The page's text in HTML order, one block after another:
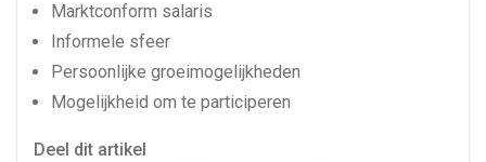
Marktconform salaris
Informele sfeer
Persoonlijke groeimogelijkheden
Mogelijkheid om te participeren
Deel dit artikel